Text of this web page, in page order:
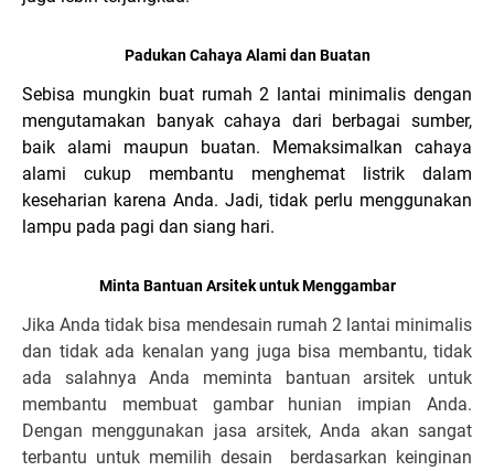
Padukan Cahaya Alami dan Buatan
Sebisa mungkin buat rumah 2 lantai minimalis dengan
mengutamakan banyak cahaya dari berbagai sumber,
baik alami maupun buatan. Memaksimalkan cahaya
alami cukup membantu menghemat listrik dalam
keseharian karena Anda. Jadi, tidak perlu menggunakan
lampu pada pagi dan siang hari.
Minta Bantuan Arsitek untuk Menggambar
Jika Anda tidak bisa mendesain rumah 2 lantai minimalis
dan tidak ada kenalan yang juga bisa membantu, tidak
ada salahnya Anda meminta bantuan arsitek untuk
membantu membuat gambar hunian impian Anda.
Dengan menggunakan jasa arsitek, Anda akan sangat
terbantu untuk memilih desain berdasarkan keinginan